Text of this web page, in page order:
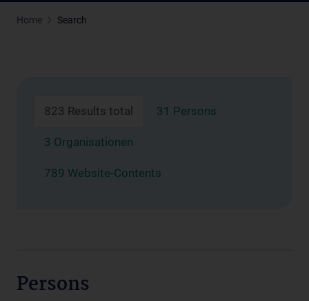
Home Search
823 Results total 31 Persons
3 Organisationen
789 Website-Contents
Persons